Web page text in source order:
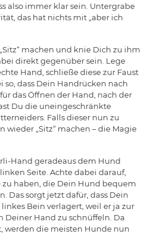
also immer klar sein. Untergrabe
das hat nichts mit „aber ich
machen und knie Dich zu ihm
direkt gegenüber sein. Lege
Hand, schließe diese zur Faust
dass Dein Handrücken nach
das Öffnen der Hand, nach der
Du die uneingeschränkte
Falls dieser nun zu
wieder „Sitz“ machen – die Magie
Hand geradeaus dem Hund
Seite. Achte dabei darauf,
haben, die Dein Hund bequem
Das sorgt jetzt dafür, dass Dein
Bein verlagert, weil er ja zur
Deiner Hand zu schnüffeln. Da
werden die meisten Hunde nun